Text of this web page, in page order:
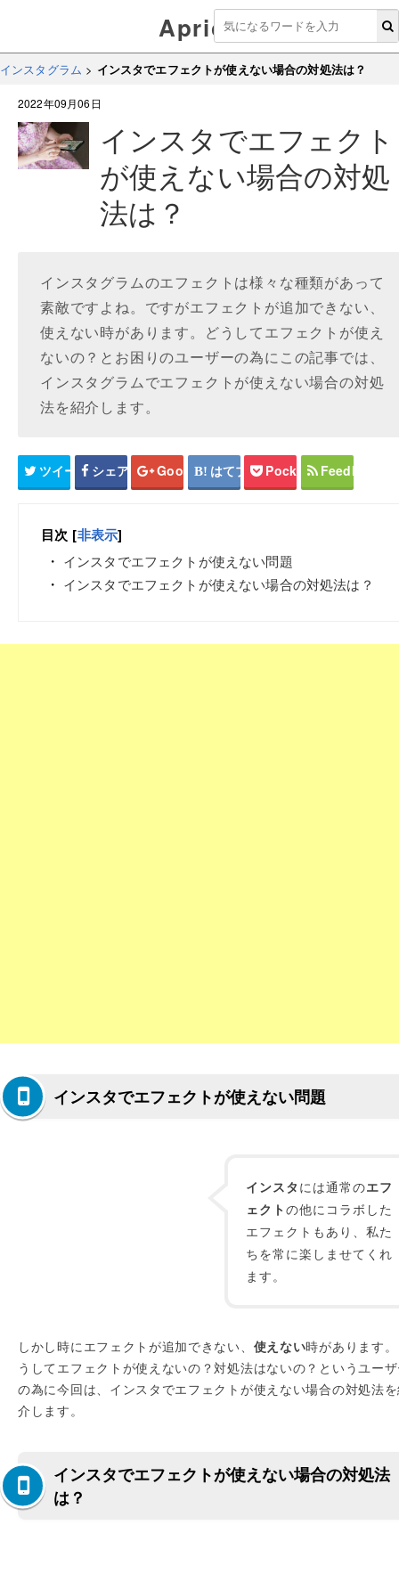
Aprico
インスタグラム > インスタでエフェクトが使えない場合の対処法は？
2022年09月06日
インスタでエフェクト
が使えない場合の対処
法は？
インスタグラムのエフェクトは様々な種類があって
素敵ですよね。ですがエフェクトが追加できない、
使えない時があります。どうしてエフェクトが使え
ないの？とお困りのユーザーの為にこの記事では、
インスタグラムでエフェクトが使えない場合の対処
法を紹介します。
ツイート シェア Google+ はてブ Pocket Feedly
目次 [非表示]
インスタでエフェクトが使えない問題
インスタでエフェクトが使えない場合の対処法は？
インスタでエフェクトが使えない問題
インスタ には通常のエフ
ェクトの他にコラボした
エフェクトもあり、私た
ちを常に楽しませてくれ
ます。
しかし時にエフェクトが追加できない、 使えない時があります
うしてエフェクトが使えないの？対処法はないの？というユー
の為に今回は、インスタでエフェクトが使えない場合の対処法
介します。
インスタでエフェクトが使えない場合の対処法
は？